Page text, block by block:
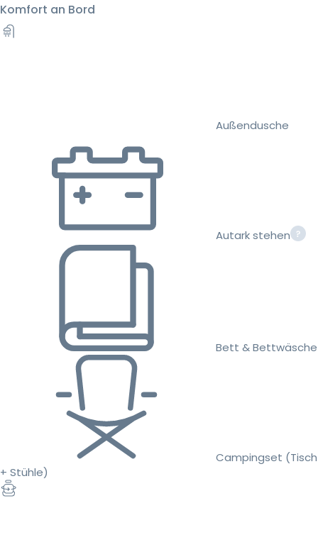
Komfort an Bord
Außendusche
Autark stehen
Bett & Bettwäsche
Campingset (Tisch
+ Stühle)